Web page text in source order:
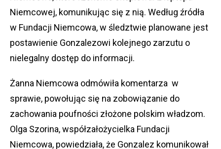
Niemcowej, komunikując się z nią. Według źródła
w Fundacji Niemcowa, w śledztwie planowane jest
postawienie Gonzalezowi kolejnego zarzutu o
nielegalny dostęp do informacji.
Żanna Niemcowa odmówiła komentarza w
sprawie, powołując się na zobowiązanie do
zachowania poufności złożone polskim władzom.
Olga Szorina, współzałożycielka Fundacji
Niemcowa, powiedziała, że Gonzalez komunikował